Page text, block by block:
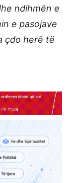
ndihmën e
e pasojave
çdo herë të